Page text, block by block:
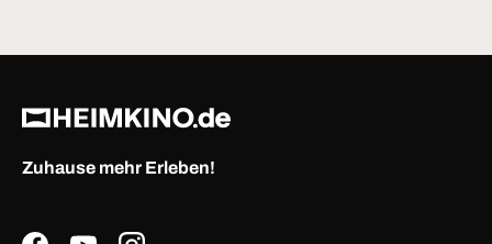
Zuhause mehr Erleben!